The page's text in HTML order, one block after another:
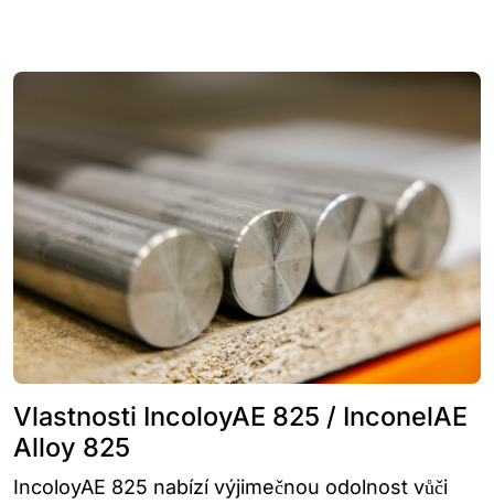
Vlastnosti IncoloyAE 825 / InconelAE
Alloy 825
IncoloyAE 825 nabízí výjimečnou odolnost vůči